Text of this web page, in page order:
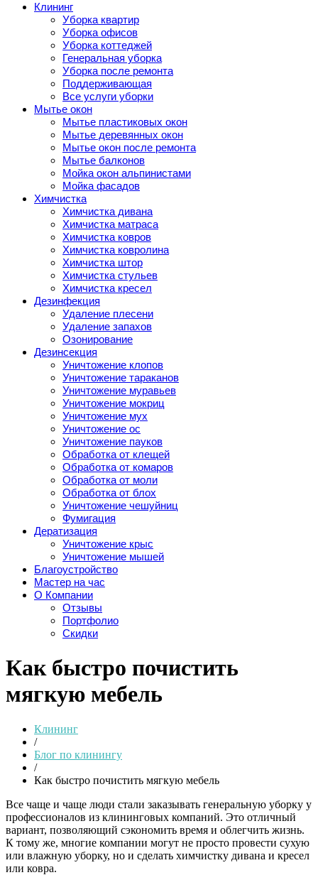
Клининг
Уборка квартир
Уборка офисов
Уборка коттеджей
Генеральная уборка
Уборка после ремонта
Поддерживающая
Все услуги уборки
Мытье окон
Мытье пластиковых окон
Мытье деревянных окон
Мытье окон после ремонта
Мытье балконов
Мойка окон альпинистами
Мойка фасадов
Химчистка
Химчистка дивана
Химчистка матраса
Химчистка ковров
Химчистка ковролина
Химчистка штор
Химчистка стульев
Химчистка кресел
Дезинфекция
Удаление плесени
Удаление запахов
Озонирование
Дезинсекция
Уничтожение клопов
Уничтожение тараканов
Уничтожение муравьев
Уничтожение мокриц
Уничтожение мух
Уничтожение ос
Уничтожение пауков
Обработка от клещей
Обработка от комаров
Обработка от моли
Обработка от блох
Уничтожение чешуйниц
Фумигация
Дератизация
Уничтожение крыс
Уничтожение мышей
Благоустройство
Мастер на час
О Компании
Отзывы
Портфолио
Скидки
Как быстро почистить
мягкую мебель
Клининг
/
Блог по клинингу
/
Как быстро почистить мягкую мебель
Все чаще и чаще люди стали заказывать генеральную уборку у
профессионалов из клининговых компаний. Это отличный
вариант, позволяющий сэкономить время и облегчить жизнь.
К тому же, многие компании могут не просто провести сухую
или влажную уборку, но и сделать химчистку дивана и кресел
или ковра.